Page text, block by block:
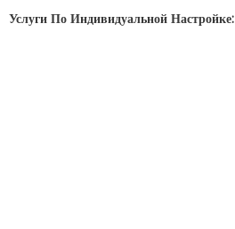
Услуги По Индивидуальной Настройке: